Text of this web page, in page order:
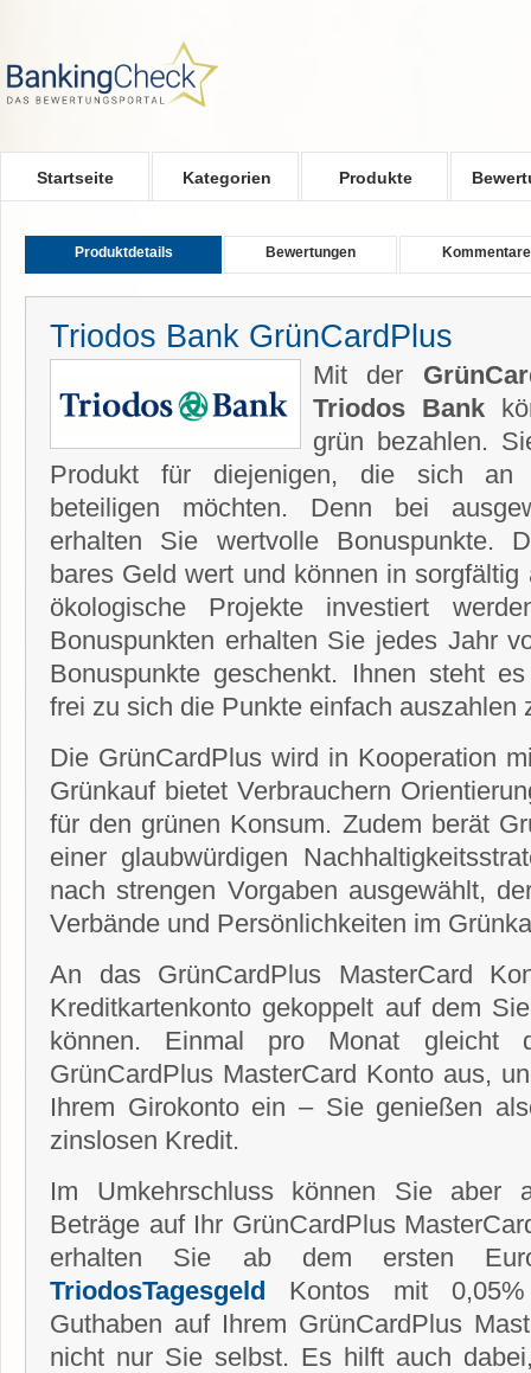
Startseite Kategorien Produkte
Produktdetails Bewertungen Kommentare
Triodos Bank GrünCardPlus
Mit der
Triodos Bank
grün bezahlen.
Produkt für diejenigen, die sich an
beteiligen möchten. Denn bei
erhalten Sie wertvolle Bonuspunkte.
bares Geld wert und können in
ökologische Projekte investiert
Bonuspunkten erhalten Sie jedes Jahr
Bonuspunkte geschenkt. Ihnen steht
frei zu sich die Punkte einfach auszahlen
Die GrünCardPlus wird in Kooperation
Grünkauf bietet Verbrauchern
für den grünen Konsum. Zudem berät
einer glaubwürdigen
nach strengen Vorgaben ausgewählt,
Verbände und Persönlich­keiten im
An das GrünCardPlus MasterCard
Kreditkartenkonto gekoppelt auf dem
können. Einmal pro Monat gleicht
GrünCardPlus MasterCard Konto aus,
Ihrem Girokonto ein – Sie genießen
zinslosen Kredit.
Im Umkehrschluss können Sie aber
Beträge auf Ihr GrünCardPlus
erhalten Sie ab dem ersten
TriodosTagesgeld Kontos mit
Guthaben auf Ihrem GrünCardPlus
nicht nur Sie selbst. Es hilft auch